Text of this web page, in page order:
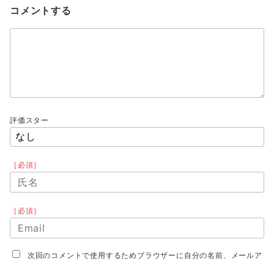
コメントする
評価スター
［必須］
［必須］
次回のコメントで使用するためブラウザーに自分の名前、メールア